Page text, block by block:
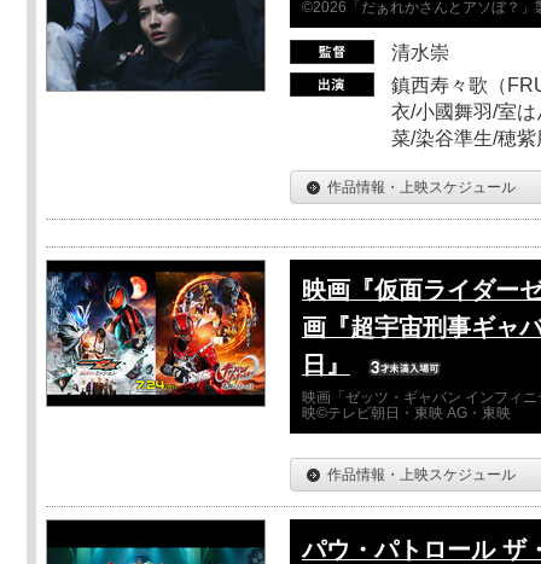
©2026「だぁれかさんとアソぼ？」
清水崇
鎮西寿々歌（
衣/小國舞羽/室
菜/染谷準生/穂
作品情報・上映スケジュール
映画『仮面ライダー
画『超宇宙刑事ギャ
日』
映画「ゼッツ・ギャバン インフィ
映©テレビ朝日・東映 AG・東映
作品情報・上映スケジュール
パウ・パトロール ザ